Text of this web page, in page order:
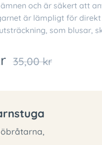
och är säkert att
är lämpligt för
som blusar,
35,00kr